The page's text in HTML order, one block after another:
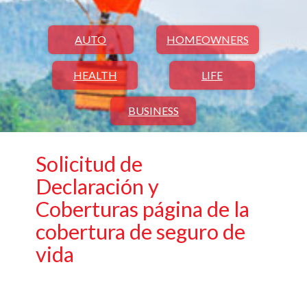
AUTO HOMEOWNERS
HEALTH LIFE
BUSINESS
Solicitud de
Declaración y
Coberturas página de la
cobertura de seguro de
vida